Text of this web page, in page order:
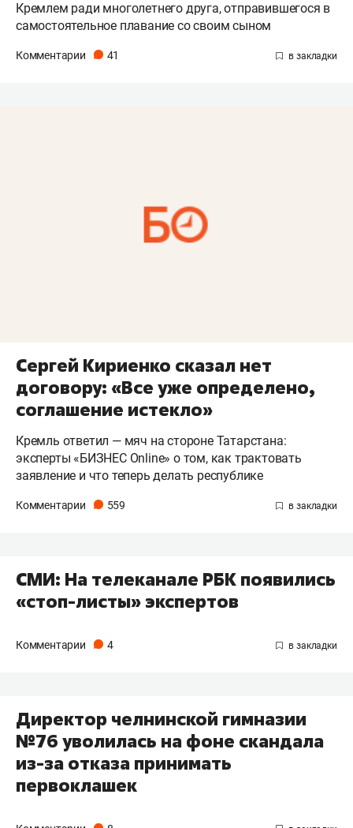
Кремлем ради многолетнего друга, отправившегося в
самостоятельное плавание со своим сыном
Комментарии 41
Сергей Кириенко сказал нет
договору: «Все уже определено,
соглашение истекло»
Кремль ответил — мяч на стороне Татарстана:
эксперты «БИЗНЕС Online» о том, как трактовать
заявление и что теперь делать республике
Комментарии 559
СМИ: На телеканале РБК появились
«стоп-листы» экспертов
Комментарии 4
Директор челнинской гимназии
№76 уволилась на фоне скандала
из-за отказа принимать
первоклашек